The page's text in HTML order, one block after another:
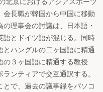
長職が韓国から中国に移動
理事会の討議は、日本語・
語とドイツ語が混じる。同時
ハングルの二ヶ国語に精通
の３ヶ国語に精通する教授
ンティアで交互通訳する。
で、過去の議事録をパソコ